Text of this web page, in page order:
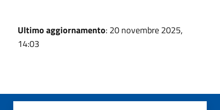
Ultimo aggiornamento: 20 novembre 2025,
14:03